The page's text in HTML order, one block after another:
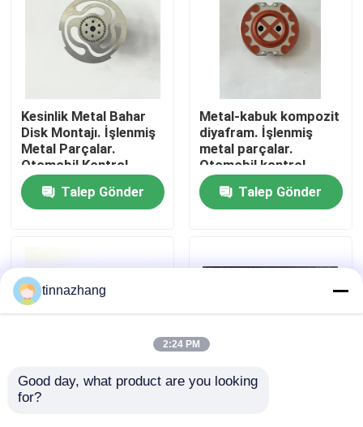
Ürün:% s
Hakkımızda
Fabrika turu
Kalite kontrol
Bizimle iletişime geçin
Bir teklif isteği
Kauçuk yağ keçesi
Kesinlik Metal Bahar
Disk Montajı. İşlenmiş
Metal Parçalar.
Otomobil Kontrol
Bileşeni.
Talep Gönder
Metal-kabuk kompozit
diyafram. İşlenmiş
metal parçalar.
Otomobil kontrol
mührü.
Talep Gönder
Metal-Kauçuk
tinnazhang
2:24 PM
Good day, what product are you looking
for?